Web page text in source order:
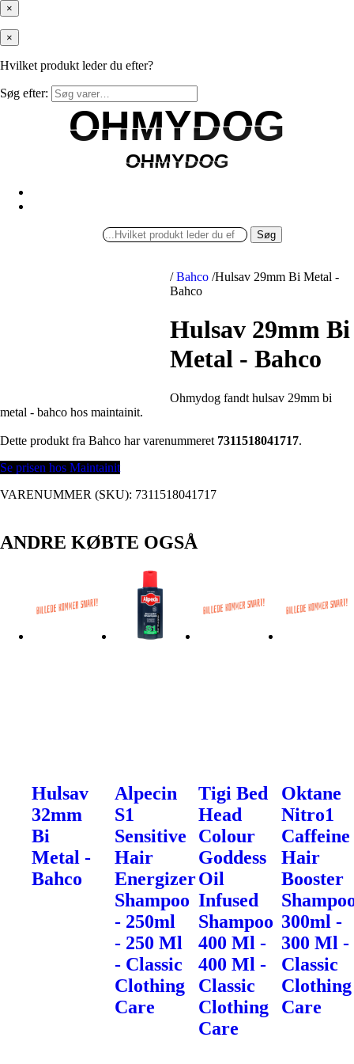
×
×
Hvilket produkt leder du efter?
Søg efter:
OHMYDOG
OHMYDOG
OHMYDOG
OHMYDOG
Søg
/ Bahco /Hulsav 29mm Bi Metal -
Bahco
Hulsav 29mm Bi
Metal - Bahco
Ohmydog fandt hulsav 29mm bi
metal - bahco hos maintainit.
Dette produkt fra Bahco har varenummeret 7311518041717.
Se prisen hos Maintainit
VARENUMMER (SKU): 7311518041717
ANDRE KØBTE OGSÅ
Hulsav
32mm
Bi
Metal -
Bahco
Alpecin
S1
Sensitive
Hair
Energizer
Shampoo
- 250ml
- 250 Ml
- Classic
Clothing
Care
Tigi Bed
Head
Colour
Goddess
Oil
Infused
Shampoo
400 Ml -
400 Ml -
Classic
Clothing
Care
Oktane
Nitro1
Caffeine
Hair
Booster
300ml -
300 Ml -
Classic
Clothing
Care